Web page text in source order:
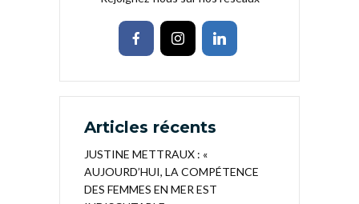
Articles récents
JUSTINE METTRAUX : «
AUJOURD’HUI, LA COMPÉTENCE
DES FEMMES EN MER EST